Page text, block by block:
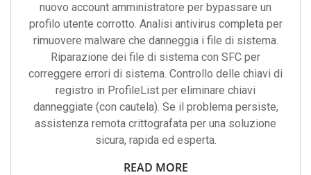
nuovo account amministratore per bypassare un
profilo utente corrotto. Analisi antivirus completa per
rimuovere malware che danneggia i file di sistema.
Riparazione dei file di sistema con SFC per
correggere errori di sistema. Controllo delle chiavi di
registro in ProfileList per eliminare chiavi
danneggiate (con cautela). Se il problema persiste,
assistenza remota crittografata per una soluzione
sicura, rapida ed esperta.
READ MORE